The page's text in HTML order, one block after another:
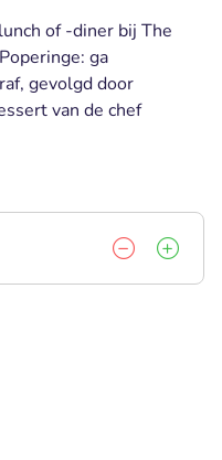
of -diner bij The
ga
gevolgd door
van de chef